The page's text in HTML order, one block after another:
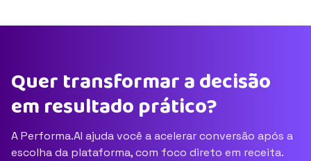
Quer transformar a decisão
em resultado prático?
A Performa.AI ajuda você a acelerar conversão após a
escolha da plataforma, com foco direto em receita.